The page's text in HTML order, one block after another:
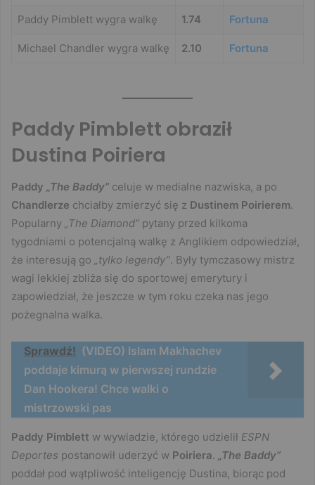
Paddy Pimblett wygra walkę 1.74 Fortuna
Michael Chandler wygra walkę 2.10 Fortuna
Paddy Pimblett obraził
Dustina Poiriera
Paddy „The Baddy” celuje w medialne nazwiska, a po
Chandlerze chciałby zmierzyć się z Dustinem Poirierem.
Popularny „The Diamond” pytany przed kilkoma
tygodniami o potencjalną walkę z Anglikiem odpowiedział,
że interesują go „tylko legendy”. Były tymczasowy mistrz
wagi lekkiej zbliża się do sportowej emerytury i
zapowiedział, że jeszcze w tym roku czeka nas jego
pożegnalna walka.
Sprawdź! (VIDEO) Islam Makhachev
poddaje kimurą w pierwszej rundzie
Dan Hookera! Chce walki o
mistrzowski pas
Paddy Pimblett w wywiadzie, którego udzielił ESPN
Deportes postanowił uderzyć w Poiriera. „The Baddy”
poddał pod wątpliwość inteligencję Dustina, biorąc pod